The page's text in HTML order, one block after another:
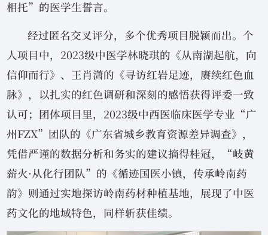
相托”的医学生誓言。
经过匿名交叉评分，多个优秀项目脱颖而出。个
人项目中，2023级中医学林晓琪的《从南湖起航，向
信仰而行》、王肖潇的《寻访红岩足迹，赓续红色血
脉》，以扎实的红色调研和深刻的感悟获得评委一致
认可；团体项目里，2023级中西医临床医学专业“广
州FZX”团队的《广东省城乡教育资源差异调查》，
凭借严谨的数据分析和务实的建议摘得桂冠，“岐黄
薪火·从化行团队”的《循迹国医小镇，传承岭南药
韵》则通过实地探访岭南药材种植基地，展现了中医
药文化的地域特色，同样斩获佳绩。